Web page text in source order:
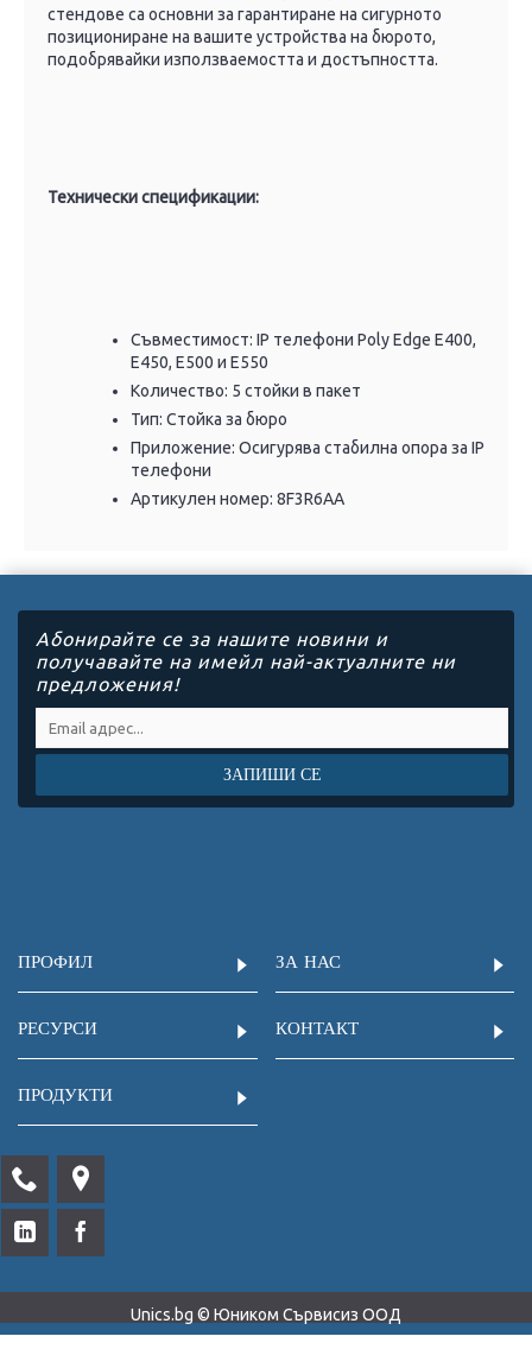
стендове са основни за гарантиране на сигурното
позициониране на вашите устройства на бюрото,
подобрявайки използваемостта и достъпността.
Технически спецификации:
Съвместимост: IP телефони Poly Edge E400,
E450, E500 и E550
Количество: 5 стойки в пакет
Тип: Стойка за бюро
Приложение: Осигурява стабилна опора за IP
телефони
Артикулен номер: 8F3R6AA
Абонирайте се за нашите новини и
получавайте на имейл най-актуалните ни
предложения!
ЗАПИШИ СЕ
ПРОФИЛ ЗА НАС
РЕСУРСИ КОНТАКТ
ПРОДУКТИ
Unics.bg © Юником Сървисиз ООД